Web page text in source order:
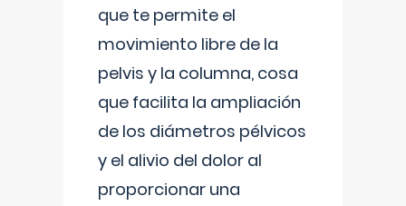
que te permite el
movimiento libre de la
pelvis y la columna, cosa
que facilita la ampliación
de los diámetros pélvicos
y el alivio del dolor al
proporcionar una